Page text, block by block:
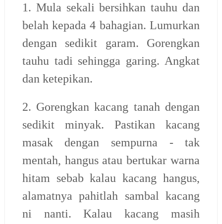
1. Mula sekali bersihkan tauhu dan
belah kepada 4 bahagian. Lumurkan
dengan sedikit garam. Gorengkan
tauhu tadi sehingga garing. Angkat
dan ketepikan.
2. Gorengkan kacang tanah dengan
sedikit minyak. Pastikan kacang
masak dengan sempurna - tak
mentah, hangus atau bertukar warna
hitam sebab kalau kacang hangus,
alamatnya pahitlah sambal kacang
ni nanti. Kalau kacang masih